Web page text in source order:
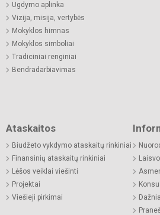
Ugdymo aplinka
Vizija, misija, vertybės
Mokyklos himnas
Mokyklos simboliai
Tradiciniai renginiai
Bendradarbiavimas
Ataskaitos
Biudžeto vykdymo ataskaitų rinkiniai
Finansinių ataskaitų rinkiniai
Lėšos veiklai viešinti
Projektai
Viešieji pirkimai